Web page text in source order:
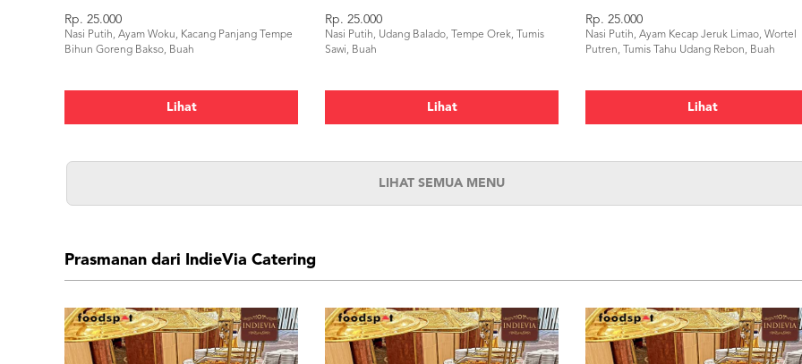
Rp. 25.000
Nasi Putih, Ayam Woku, Kacang Panjang Tempe
Bihun Goreng Bakso, Buah
Lihat
Rp. 25.000
Nasi Putih, Udang Balado, Tempe Orek, Tumis
Sawi, Buah
Lihat
Rp. 25.000
Nasi Putih, Ayam Kecap Jeruk Limao, Wortel
Putren, Tumis Tahu Udang Rebon, Buah
Lihat
LIHAT SEMUA MENU
Prasmanan dari IndieVia Catering